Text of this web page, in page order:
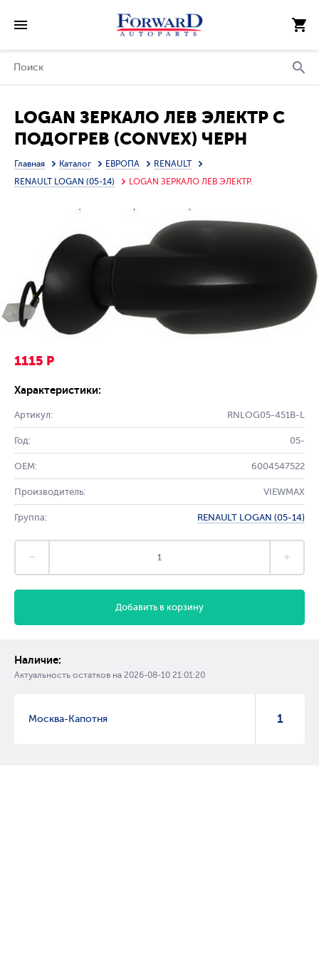
LOGAN ЗЕРКАЛО ЛЕВ ЭЛЕКТР С
ПОДОГРЕВ (CONVEX) ЧЕРН
(ТАЙВАНЬ)
Главная Каталог ЕВРОПА
RENAULT
RENAULT LOGAN (05-14)
LOGAN ЗЕРКАЛО ЛЕВ ЭЛЕКТР.
1115 Р
Характеристики:
Артикул: RNLOG05-451B-L
Год: 05-
OEM: 6004547522
Производитель: VIEWMAX
Группа: RENAULT LOGAN (05-14)
Добавить в корзину
Наличие:
Актуальность остатков на 2026-08-10 21:01:20
Москва-Капотня 1